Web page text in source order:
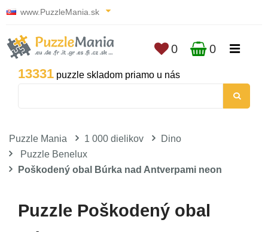
www.PuzzleMania.sk
13331 puzzle skladom priamo u nás
0 0
Puzzle Mania 1 000 dielikov
Dino
Puzzle Benelux
Poškodený obal Búrka nad Antverpami neon
Puzzle Poškodený obal